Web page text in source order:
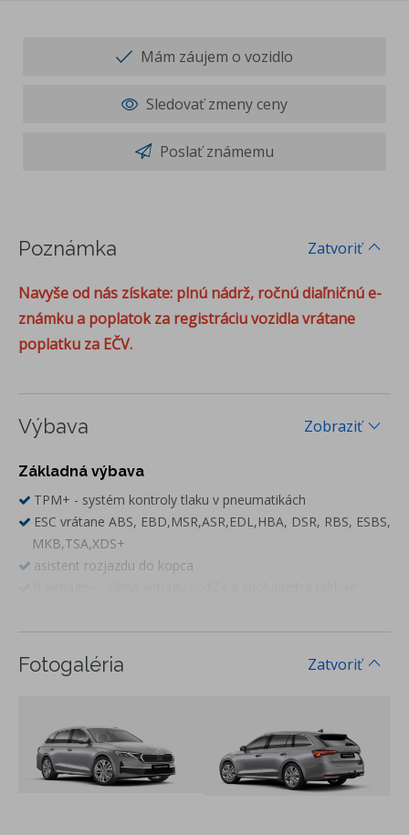
Mám záujem o vozidlo
Sledovať zmeny ceny
Poslať známemu
Zatvoriť
Poznámka
Navyše od nás získate: plnú nádrž, ročnú diaľničnú e-
známku a poplatok za registráciu vozidla vrátane
poplatku za EČV.
Zobraziť
Výbava
Základná výbava
TPM+ - systém kontroly tlaku v pneumatikách
ESC vrátane ABS, EBD,MSR,ASR,EDL,HBA, DSR, RBS, ESBS,
MKB,TSA,XDS+
asistent rozjazdu do kopca
airbagy, kolenný airbag vodiča a stredový airbag
vnútorné spätné zrkadlo s automatickým stmievaním
ele. sklopné, nastaviteľné a vyhrievané vonkajšie spätné
Side Assist - asistent zmeny jazdného pruhu
LED predné svetlomety s funkciou denného svietenia
LED zadné svetlá
Zatvoriť
Fotogaléria